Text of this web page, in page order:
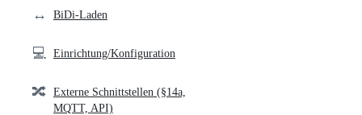
↔️ BiDi-Laden
💻 Einrichtung/Konfiguration
🔀 Externe Schnittstellen (§14a,
MQTT, API)